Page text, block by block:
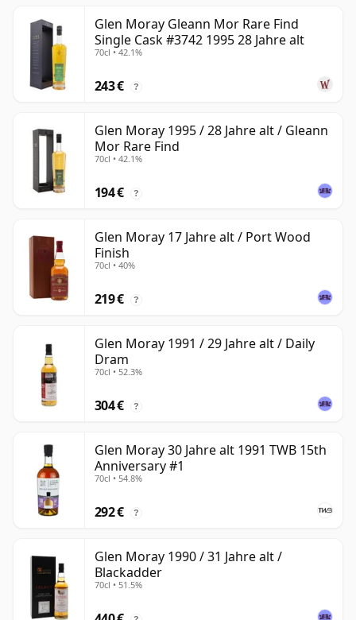
Glen Moray Gleann Mor Rare Find
Single Cask #3742 1995 28 Jahre alt
70cl • 42.1%
243 € ?
Glen Moray 1995 / 28 Jahre alt / Gleann
Mor Rare Find
70cl • 42.1%
194 € ?
Glen Moray 17 Jahre alt / Port Wood
Finish
70cl • 40%
219 € ?
Glen Moray 1991 / 29 Jahre alt / Daily
Dram
70cl • 52.3%
304 € ?
Glen Moray 30 Jahre alt 1991 TWB 15th
Anniversary #1
70cl • 54.8%
292 € ?
Glen Moray 1990 / 31 Jahre alt /
Blackadder
70cl • 51.5%